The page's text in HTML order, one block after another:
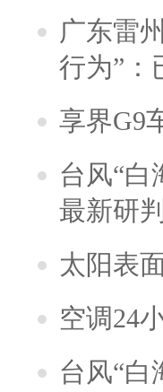
广东雷
行为”：
享界G9
台风“白
最新研判
太阳表
空调24
台风“白